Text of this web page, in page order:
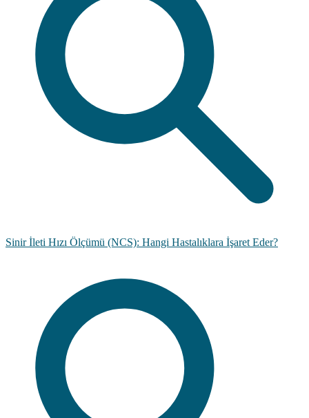
Sinir İleti Hızı Ölçümü (NCS): Hangi Hastalıklara İşaret Eder?